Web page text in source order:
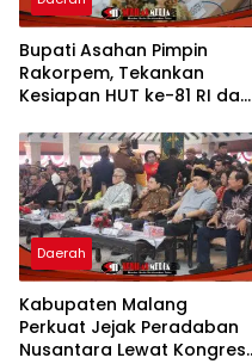
Bupati Asahan Pimpin
Rakorpem, Tekankan
Kesiapan HUT ke-81 RI dan
Prioritas 2027
Daerah
Kabupaten Malang
Perkuat Jejak Peradaban
Nusantara Lewat Kongres